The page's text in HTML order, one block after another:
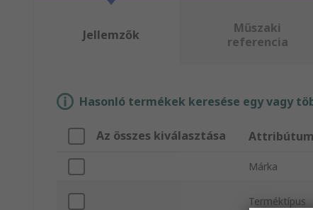
Jellemzők
Műszaki
referencia
Hasonló termékek keresése egy vagy
Az összes kiválasztása Attribútum
Márka
Terméktípus